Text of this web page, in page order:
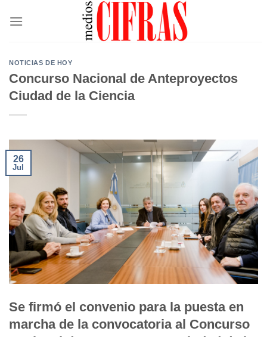
NOTICIAS DE HOY
Concurso Nacional de Anteproyectos
Ciudad de la Ciencia
26
Jul
Se firmó el convenio para la puesta en
marcha de la convocatoria al Concurso